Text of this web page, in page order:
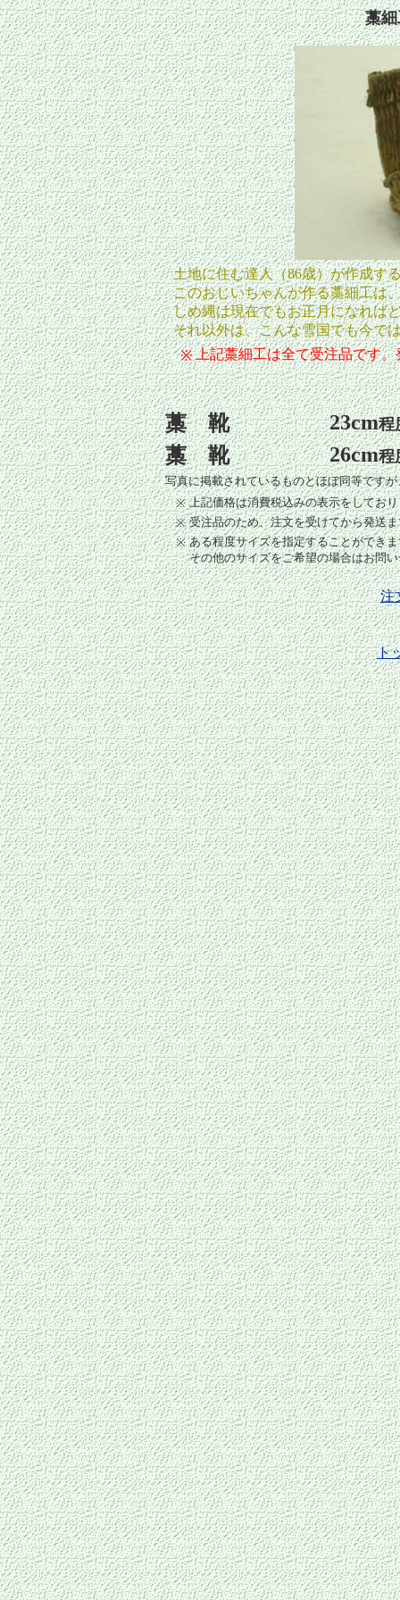
藁
土地に住む達人（86歳）が作成す
このおじいちゃんが作る藁細工は
しめ縄は現在でもお正月になれば
それ以外は、こんな雪国でも今で
※ 上記藁細工は全て受注品です
藁 靴 23cm程
藁 靴 26cm程
写真に掲載されているものとほぼ同等です
※ 上記価格は消費税込みの表示をしてお
※ 受注品のため、注文を受けてから発送
※ ある程度サイズを指定することができ
その他のサイズをご希望の場合はお問
注
ト